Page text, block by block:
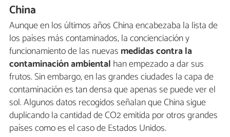
China
Aunque en los últimos años China encabezaba la lista de
los países más contaminados, la concienciación y
funcionamiento de las nuevas medidas contra la
contaminación ambiental han empezado a dar sus
frutos. Sin embargo, en las grandes ciudades la capa de
contaminación es tan densa que apenas se puede ver el
sol. Algunos datos recogidos señalan que China sigue
duplicando la cantidad de CO2 emitida por otros grandes
países como es el caso de Estados Unidos.